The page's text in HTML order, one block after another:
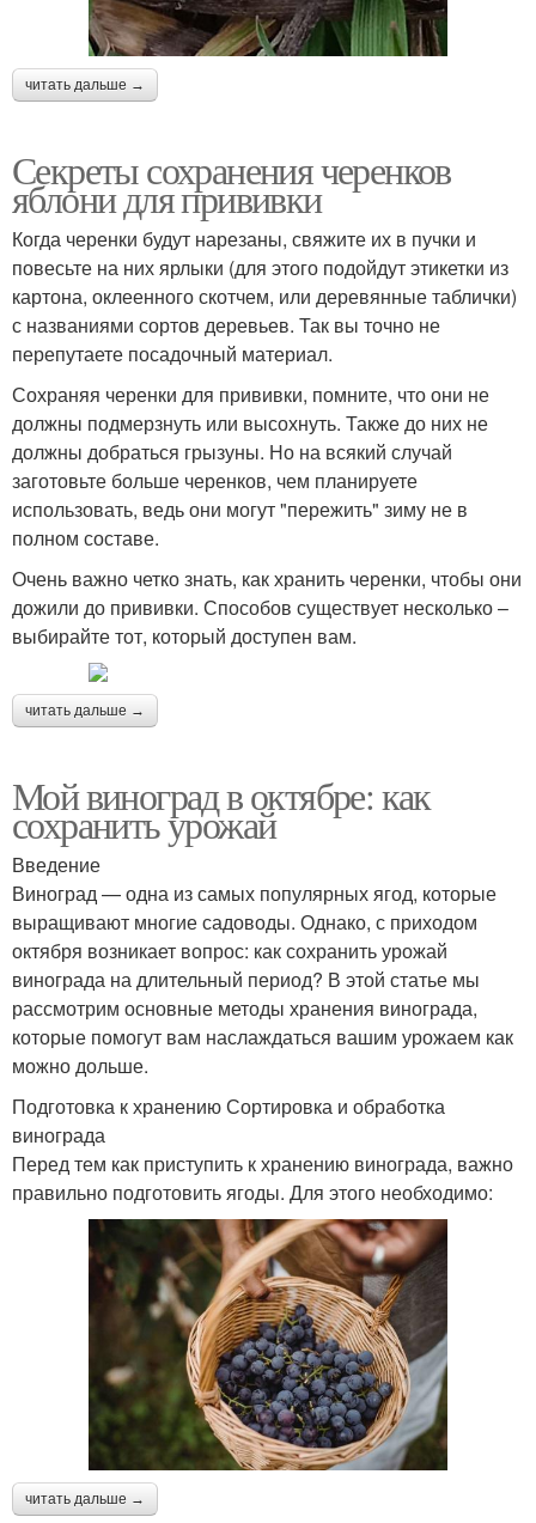
читать дальше →
Секреты сохранения черенков
яблони для прививки
Когда черенки будут нарезаны, свяжите их в пучки и
повесьте на них ярлыки (для этого подойдут этикетки из
картона, оклеенного скотчем, или деревянные таблички)
с названиями сортов деревьев. Так вы точно не
перепутаете посадочный материал.
Сохраняя черенки для прививки, помните, что они не
должны подмерзнуть или высохнуть. Также до них не
должны добраться грызуны. Но на всякий случай
заготовьте больше черенков, чем планируете
использовать, ведь они могут "пережить" зиму не в
полном составе.
Очень важно четко знать, как хранить черенки, чтобы они
дожили до прививки. Способов существует несколько –
выбирайте тот, который доступен вам.
читать дальше →
Мой виноград в октябре: как
сохранить урожай
Введение
Виноград — одна из самых популярных ягод, которые
выращивают многие садоводы. Однако, с приходом
октября возникает вопрос: как сохранить урожай
винограда на длительный период? В этой статье мы
рассмотрим основные методы хранения винограда,
которые помогут вам наслаждаться вашим урожаем как
можно дольше.
Подготовка к хранению Сортировка и обработка
винограда
Перед тем как приступить к хранению винограда, важно
правильно подготовить ягоды. Для этого необходимо:
читать дальше →